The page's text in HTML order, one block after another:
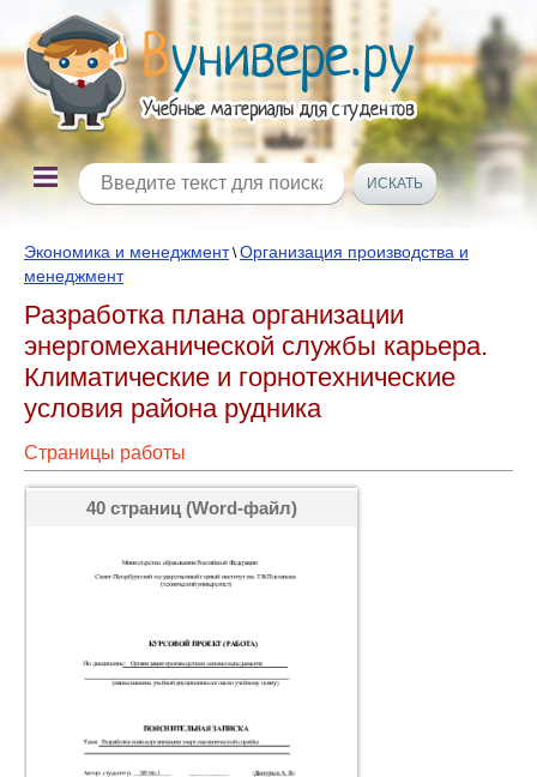
Экономика и менеджмент\Организация производства и
менеджмент
Разработка плана организации
энергомеханической службы карьера.
Климатические и горнотехнические
условия района рудника
Страницы работы
40 страниц (Word-файл)